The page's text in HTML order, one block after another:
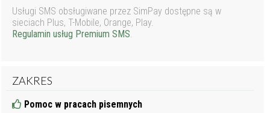
Usługi SMS obsługiwane przez SimPay dostępne są w
sieciach Plus, T-Mobile, Orange, Play.
Regulamin usług Premium SMS.
ZAKRES
Pomoc w pracach pisemnych